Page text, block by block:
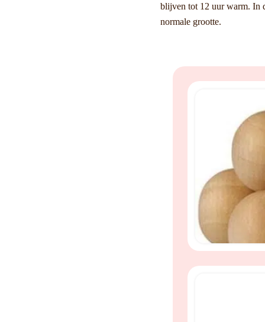
blijven tot 12 uur warm. In
normale grootte.